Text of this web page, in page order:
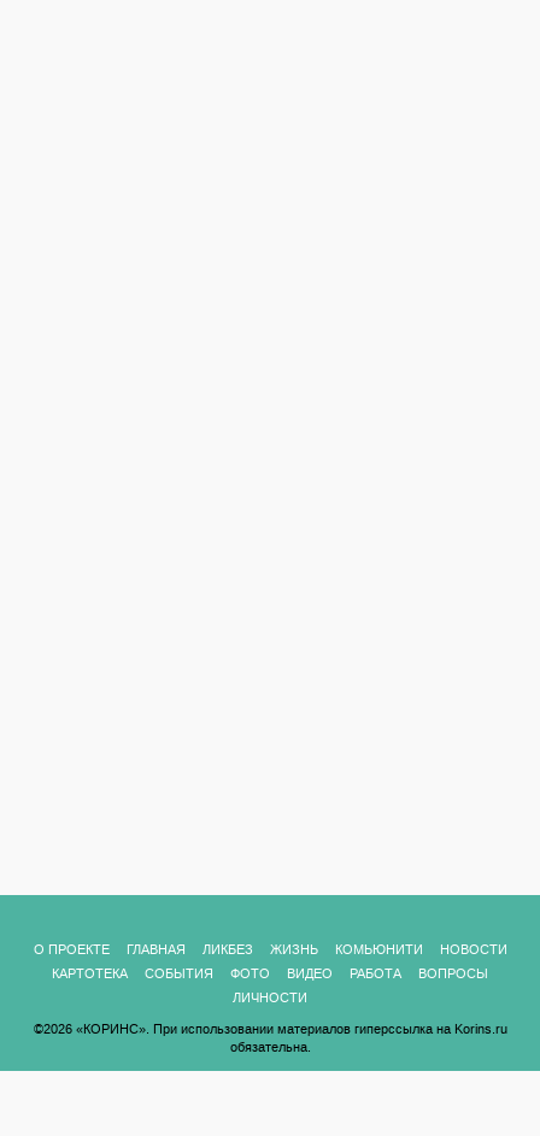
О ПРОЕКТЕ ГЛАВНАЯ ЛИКБЕЗ ЖИЗНЬ КОМЬЮНИТИ
НОВОСТИ
КАРТОТЕКА
СОБЫТИЯ ФОТО ВИДЕО РАБОТА
ВОПРОСЫ
ЛИЧНОСТИ
©2026 «КОРИНС». При использовании материалов гиперссылка на Korins.ru
обязательна.